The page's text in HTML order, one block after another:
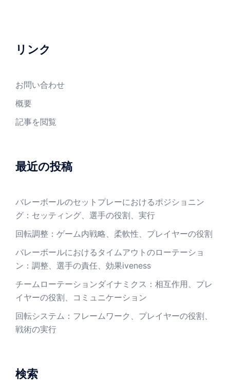
リンク
お問い合わせ
概要
記事を閲覧
最近の投稿
バレーボールのセットプレーにおけるポジショニン
グ：セッティング、選手の役割、実行
回転調整：ゲーム内戦略、柔軟性、プレイヤーの役割
バレーボールにおけるタイムアウトのローテーショ
ン：調整、選手の責任、効果iveness
チームローテーションダイナミクス：相互作用、プレ
イヤーの役割、コミュニケーション
回転システム：フレームワーク、プレイヤーの役割、
戦術の実行
検索